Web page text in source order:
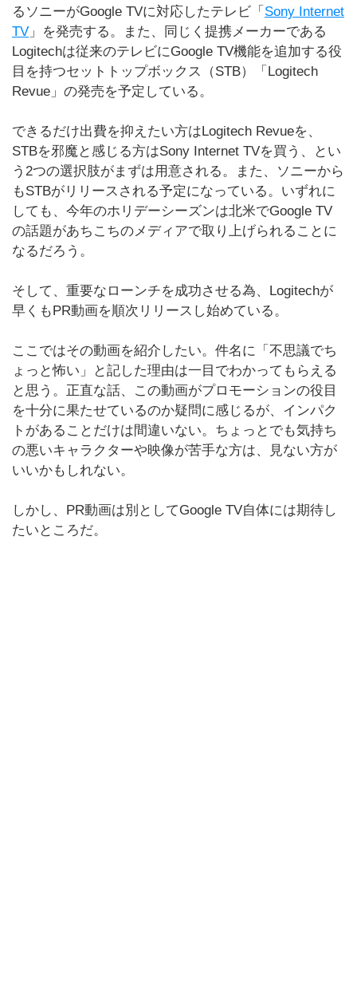
るソニーがGoogle TVに対応したテレビ「 Sony Internet
TV 」を発売する。また、同じく提携メーカーである
Logitechは従来のテレビにGoogle TV機能を追加する役
目を持つセットトップボックス（STB）「Logitech
Revue」の発売を予定している。
できるだけ出費を抑えたい方はLogitech Revueを、
STBを邪魔と感じる方はSony Internet TVを買う、とい
う2つの選択肢がまずは用意される。また、ソニーから
もSTBがリリースされる予定になっている。いずれに
しても、今年のホリデーシーズンは北米でGoogle TV
の話題があちこちのメディアで取り上げられることに
なるだろう。
そして、重要なローンチを成功させる為、Logitechが
早くもPR動画を順次リリースし始めている。
ここではその動画を紹介したい。件名に「不思議でち
ょっと怖い」と記した理由は一目でわかってもらえる
と思う。正直な話、この動画がプロモーションの役目
を十分に果たせているのか疑問に感じるが、インパク
トがあることだけは間違いない。ちょっとでも気持ち
の悪いキャラクターや映像が苦手な方は、見ない方が
いいかもしれない。
しかし、PR動画は別としてGoogle TV自体には期待し
たいところだ。